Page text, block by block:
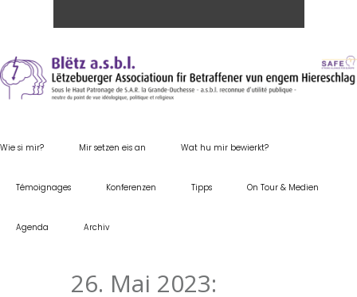
Wie si mir? Mir setzen eis an Wat hu mir bewierkt?
Témoignages Konferenzen Tipps On Tour & Medien
Agenda Archiv
26. Mai 2023: